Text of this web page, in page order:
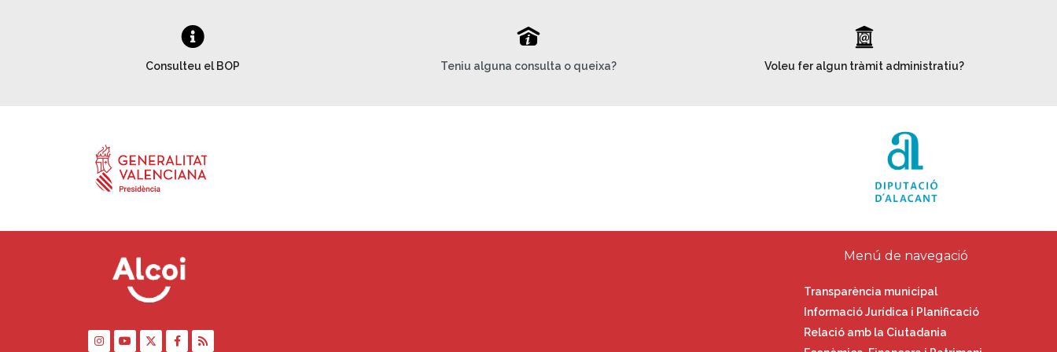
Consulteu el BOP
P
Teniu alguna consulta o queixa?
_
Voleu fer algun tràmit administratiu?
Menú de navegació
Transparència municipal
Informació Jurídica i Planificació
Relació amb la Ciutadania